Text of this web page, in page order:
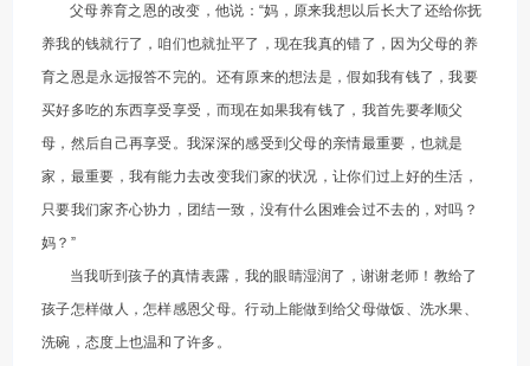
父母养育之恩的改变，他说：“妈，原来我想以后长大了还给你抚
养我的钱就行了，咱们也就扯平了，现在我真的错了，因为父母的养
育之恩是永远报答不完的。还有原来的想法是，假如我有钱了，我要
买好多吃的东西享受享受，而现在如果我有钱了，我首先要孝顺父
母，然后自己再享受。我深深的感受到父母的亲情最重要，也就是
家，最重要，我有能力去改变我们家的状况，让你们过上好的生活，
只要我们家齐心协力，团结一致，没有什么困难会过不去的，对吗？
妈？”
当我听到孩子的真情表露，我的眼睛湿润了，谢谢老师！教给了
孩子怎样做人，怎样感恩父母。行动上能做到给父母做饭、洗水果、
洗碗，态度上也温和了许多。